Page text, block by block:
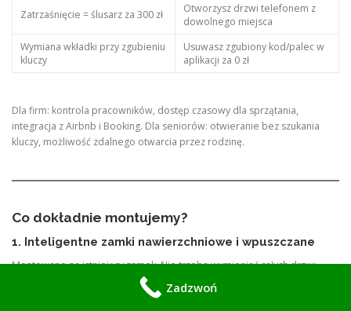
Zatrzaśnięcie = ślusarz za 300 zł
Otworzysz drzwi telefonem z
dowolnego miejsca
Wymiana wkładki przy zgubieniu
kluczy
Usuwasz zgubiony kod/palec w
aplikacji za 0 zł
Dla firm: kontrola pracowników, dostęp czasowy dla sprzątania,
integracja z Airbnb i Booking. Dla seniorów: otwieranie bez szukania
kluczy, możliwość zdalnego otwarcia przez rodzinę.
Co dokładnie montujemy?
1. Inteligentne zamki nawierzchniowe i wpuszczane
Montowane na istniejący zamek. Nie trzeba wymieniać całych drzwi.
Zadzwoń